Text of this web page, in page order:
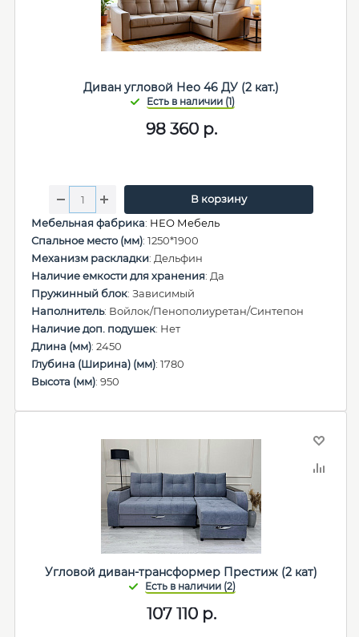
Диван угловой Нео 46 ДУ (2 кат.)
98 360р.
В корзину
Мебельная фабрика: НЕО Мебель
Спальное место (мм): 1250*1900
Механизм раскладки: Дельфин
Наличие емкости для хранения: Да
Пружинный блок: Зависимый
Наполнитель: Войлок/Пенополиуретан/Синтепон
Наличие доп. подушек: Нет
Длина (мм): 2450
Глубина (Ширина) (мм): 1780
Высота (мм): 950
Угловой диван-трансформер Престиж (2 кат)
107 110р.